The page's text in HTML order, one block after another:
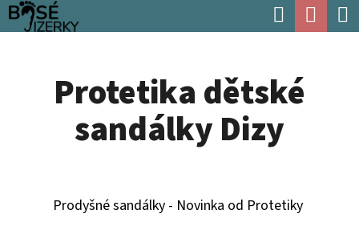
Přejít
na
Hledat
Protetika dětské
sandálky Dizy
Prodyšné sandálky - Novinka od Protetiky
K
O Zpět
Zpět